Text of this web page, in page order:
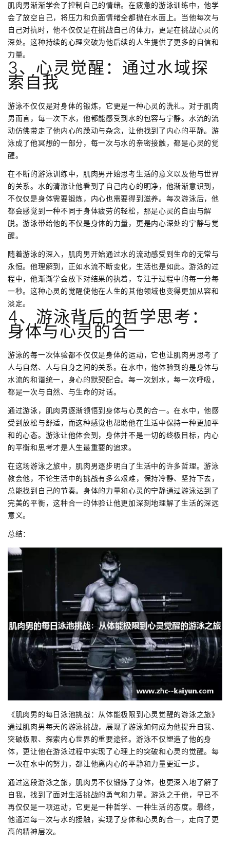
肌肉男渐渐学会了控制自己的情绪。在疲惫的游泳训练中，他学
会了放空自己，将压力和负面情绪全都抛在水面上。当他每次与
自己对抗时，他不仅仅是在挑战自己的体力，更是在挑战心灵的
深处。这种持续的心理突破为他后续的人生提供了更多的自信和
力量。
3、心灵觉醒：通过水域探
索自我
游泳不仅仅是对身体的锻炼，它更是一种心灵的洗礼。对于肌肉
男而言，每一次下水，他都能感受到水的包容与宁静。水流的流
动仿佛带走了他内心的躁动与杂念，让他找到了内心的平静。游
泳成了他冥想的一部分，每一次与水的亲密接触，都是心灵的觉
醒。
在不断的游泳训练中，肌肉男开始思考生活的意义以及他与世界
的关系。水的清澈让他看到了自己内心的明净，他渐渐意识到，
不仅仅是身体需要锻炼，内心也需要得到滋养。每次游泳后，他
都会感觉到一种不同于身体疲劳的轻松，那是心灵的自由与解
脱。游泳带给他的不仅是身体的力量，更是内心深处的宁静与觉
醒。
随着游泳的深入，肌肉男开始通过水的流动感受到生命的无常与
永恒。他理解到，正如水流不断变化，生活也是如此。游泳的过
程中，他渐渐学会放下对结果的执着，专注于过程中的每一分每
一秒。这种心灵的觉醒使他在人生的其他领域也变得更加从容和
淡定。
4、游泳背后的哲学思考：
身体与心灵的合一
游泳的每一次体验都不仅仅是身体的运动，它也让肌肉男思考了
人与自然、人与自身之间的关系。在水中，他体验到的是身体与
水流的和谐统一，身心的默契配合。每一次划水，每一次呼吸，
都是一次与自然、与生命的对话。
通过游泳，肌肉男逐渐领悟到身体与心灵的合一。在水中，他感
受到放松与舒适，而这种感觉也帮助他在生活中保持一种更加平
和的心态。游泳让他体会到，身体并不是一切的终极目标，内心
的平衡和思考才是人生最重要的追求。
在这场游泳之旅中，肌肉男逐步明白了生活中的许多哲理。游泳
教会他，不论生活中的挑战有多么艰难，保持冷静、坚持下去，
总能找到自己的节奏。身体的力量和心灵的宁静通过游泳达到了
完美的平衡，这种合一的体验让他更加深刻地理解了生活的深远
意义。
总结：
《肌肉男的每日泳池挑战：从体能极限到心灵觉醒的游泳之旅》
通过肌肉男每天的游泳挑战，展现了游泳如何成为他提升自我、
突破极限、探索内心世界的重要途径。游泳不仅塑造了他的身
体，更让他在游泳过程中实现了心理上的突破和心灵的觉醒。每
一次在水中的努力，都让他离内心的平静和力量更近一步。
通过这段游泳之旅，肌肉男不仅锻炼了身体，也更深入地了解了
自我，找到了面对生活挑战的勇气和力量。游泳之于他，早已不
再仅仅是一项运动，它更是一种哲学、一种生活的态度。最终，
他通过每一次与水的接触，实现了身体和心灵的合一，走向了更
高的精神层次。